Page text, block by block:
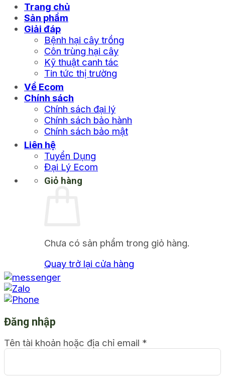
Trang chủ
Sản phẩm
Giải đáp
Bệnh hại cây trồng
Côn trùng hại cây
Kỹ thuật canh tác
Tin tức thị trường
Về Ecom
Chính sách
Chính sách đại lý
Chính sách bảo hành
Chính sách bảo mật
Liên hệ
Tuyển Dụng
Đại Lý Ecom
Giỏ hàng
Chưa có sản phẩm trong giỏ hàng.
Quay trở lại cửa hàng
Đăng nhập
Tên tài khoản hoặc địa chỉ email *